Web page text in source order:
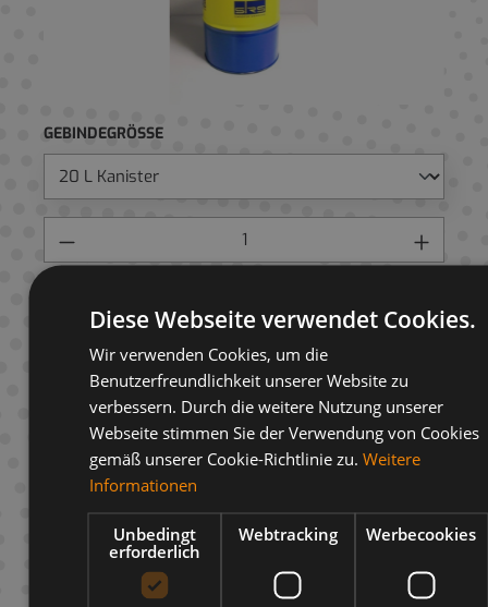
GEBINDEGRÖSSE
AUF ANFRAGELISTE
Beschreibung
Diese Webseite verwendet Cookies.
Wir verwenden Cookies, um die
Benutzerfreundlichkeit unserer Website zu
verbessern. Durch die weitere Nutzung unserer
Webseite stimmen Sie der Verwendung von Cookies
gemäß unserer Cookie-Richtlinie zu. Weitere
Informationen
Unbedingt
erforderlich
Webtracking Werbecookies